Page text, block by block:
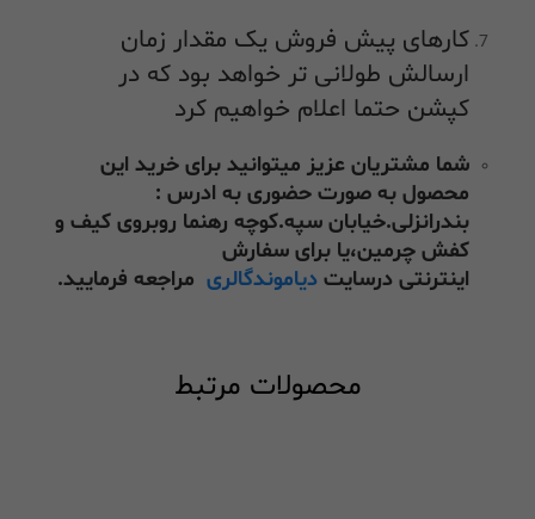
کارهای پیش فروش یک مقدار زمان
ارسالش طولانی تر خواهد بود که در
کپشن حتما اعلام خواهیم کرد
شما مشتریان عزیز میتوانید برای خرید این
محصول به صورت حضوری به ادرس :
بندرانزلی.خیابان سپه.کوچه رهنما روبروی کیف و
کفش چرمین،یا برای سفارش
اینترنتی درسایت دیاموندگالری مراجعه فرمایید.
محصولات مرتبط